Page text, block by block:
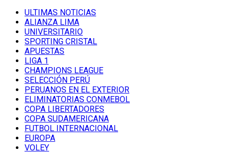
ULTIMAS NOTICIAS
ALIANZA LIMA
UNIVERSITARIO
SPORTING CRISTAL
APUESTAS
LIGA 1
CHAMPIONS LEAGUE
SELECCIÓN PERÚ
PERUANOS EN EL EXTERIOR
ELIMINATORIAS CONMEBOL
COPA LIBERTADORES
COPA SUDAMERICANA
FUTBOL INTERNACIONAL
EUROPA
VOLEY